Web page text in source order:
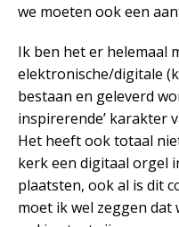
we moeten ook een
Ik ben het er helemaal
elektronische/digitale
bestaan en geleverd
inspirerende’ karakter
Het heeft ook totaal
kerk een digitaal orgel
plaatsten, ook al is dit
moet ik wel zeggen dat